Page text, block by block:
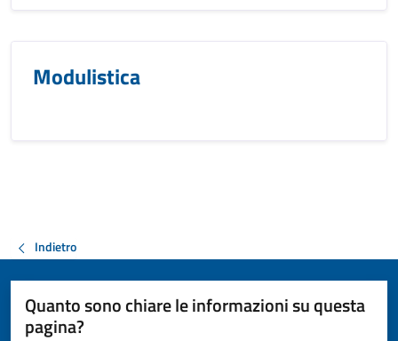
Modulistica
Indietro
Quanto sono chiare le informazioni su questa
pagina?